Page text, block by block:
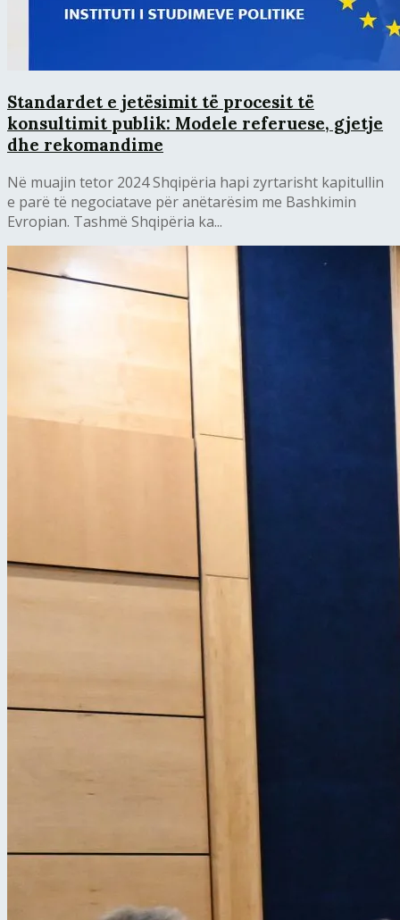
Standardet e jetësimit të procesit të
konsultimit publik: Modele referuese, gjetje
dhe rekomandime
Në muajin tetor 2024 Shqipëria hapi zyrtarisht kapitullin
e parë të negociatave për anëtarësim me Bashkimin
Evropian. Tashmë Shqipëria ka...